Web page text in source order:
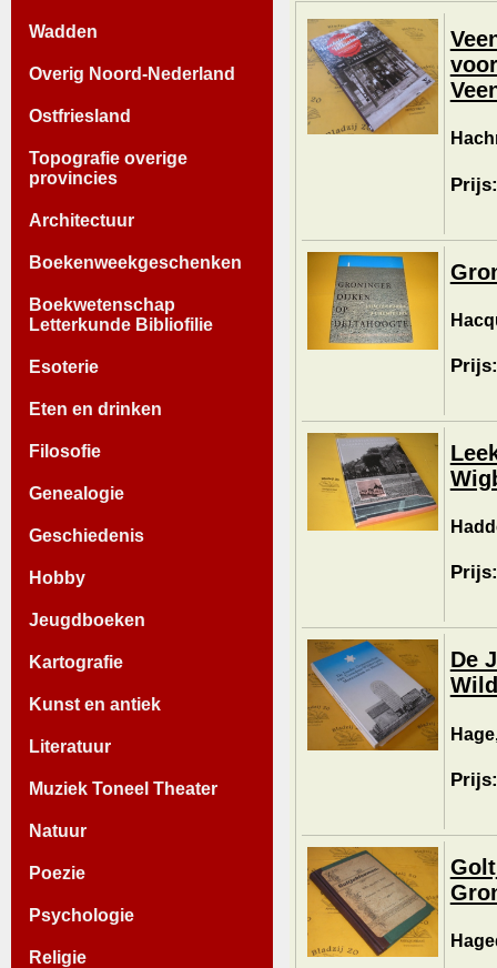
Wadden
Overig Noord-Nederland
Ostfriesland
Topografie overige
provincies
Architectuur
Boekenweekgeschenken
Boekwetenschap
Letterkunde Bibliofilie
Esoterie
Eten en drinken
Filosofie
Genealogie
Geschiedenis
Hobby
Jeugdboeken
Kartografie
Kunst en antiek
Literatuur
Muziek Toneel Theater
Natuur
Poezie
Psychologie
Religie
De